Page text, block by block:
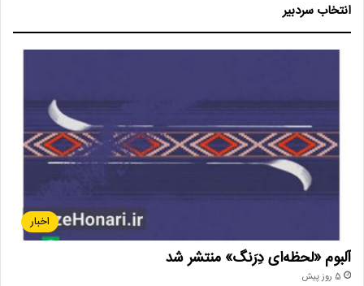
انتخاب سردبیر
اخبار
آلبوم «لحظه‌ای دِرَنگ» منتشر شد
5 روز پیش